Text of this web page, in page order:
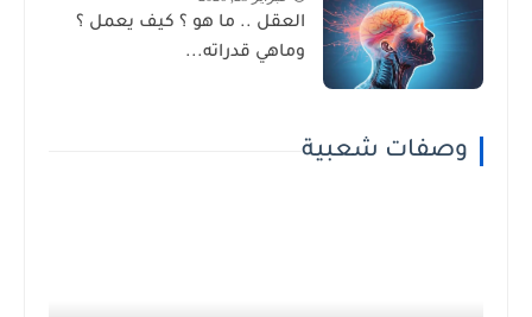
العقل .. ما هو ؟ كيف يعمل ؟
وماهي قدراته...
وصفات شعبية